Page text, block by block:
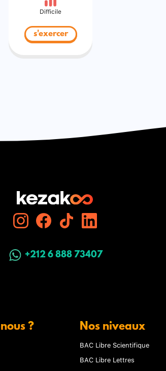
Difficile
s'exercer
+212 6 888 73407
? Nos niveaux
BAC Libre Scientifique
BAC Libre Lettres